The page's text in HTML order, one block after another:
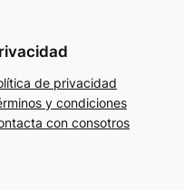
de privacidad
y condiciones
con consotros